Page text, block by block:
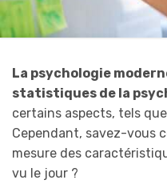
La psychologie
statistiques de la
certains aspects, tels
Cependant, savez-vous
mesure des
vu le jour ?